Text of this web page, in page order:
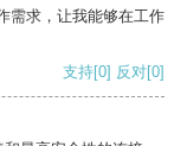
需求，让我能够在工作
支持[0] 反对[0]